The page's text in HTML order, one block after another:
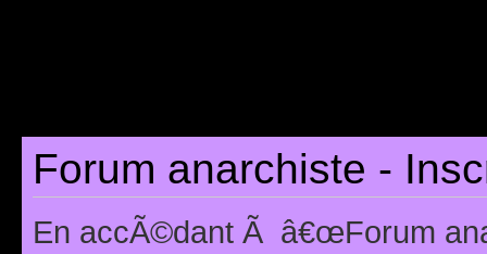
Forum anarchiste -
En accÃ©dant Ã â€œForum